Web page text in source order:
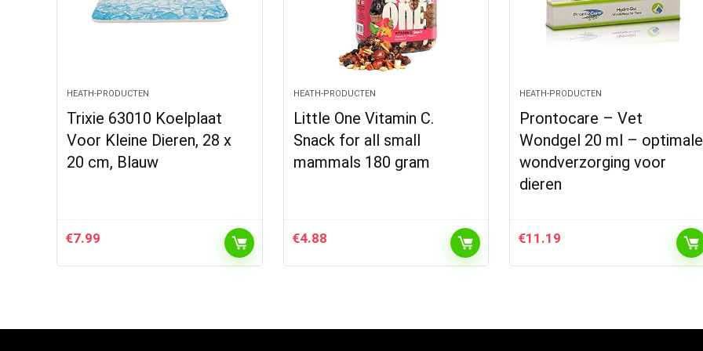
HEATH-PRODUCTEN
Trixie 63010 Koelplaat
Voor Kleine Dieren, 28 x
20 cm, Blauw
€7.99
HEATH-PRODUCTEN
Little One Vitamin C.
Snack for all small
mammals 180 gram
€4.88
HEATH-PRODUCTEN
Prontocare – Vet
Wondgel 20 ml – optimale
wondverzorging voor
dieren
€11.19